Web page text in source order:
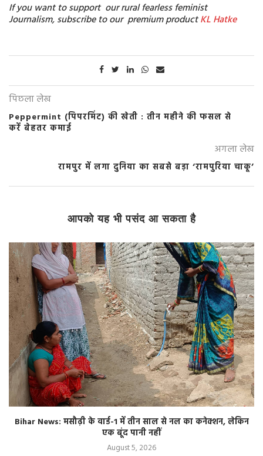
If you want to support our rural fearless feminist
Journalism, subscribe to our premium productKL Hatke
पिछला लेख
Peppermint (पिपरमिंट) की खेती : तीन महीने की फसल से
करें बेहतर कमाई
अगला लेख
रामपुर में लगा दुनिया का सबसे बड़ा ‘रामपुरिया चाकू’
आपको यह भी पसंद आ सकता है
Bihar News: मसौढ़ी के वार्ड-1 में तीन साल से नल का कनेक्शन, लेकिन
एक बूंद पानी नहीं
August 5, 2026